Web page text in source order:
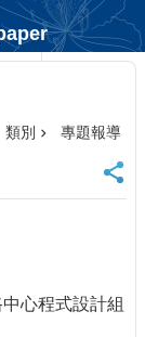
類別 專題報導
心程式設計組